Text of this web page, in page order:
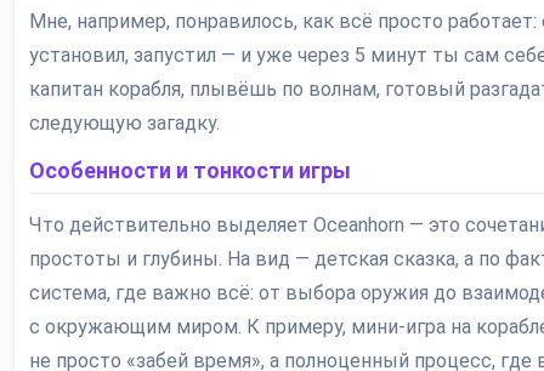
Мне, например, понравилось, как всё просто работает:
установил, запустил — и уже через 5 минут ты сам
капитан корабля, плывёшь по волнам, готовый
следующую загадку.
Особенности и тонкости игры
Что действительно выделяет Oceanhorn — это
простоты и глубины. На вид — детская сказка, а по
система, где важно всё: от выбора оружия до
с окружающим миром. К примеру, мини-игра на
не просто «забей время», а полноценный процесс, где